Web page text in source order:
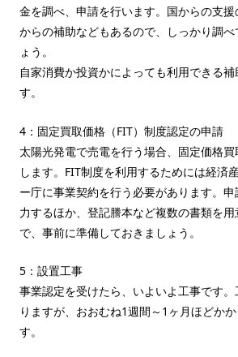
金を調べ、申請を行います。国からの支
からの補助などもあるので、しっかり調
ょう。
自家消費か投資かによっても利用できる
す。
4：固定買取価格（FIT）制度認定の申請
太陽光発電で売電を行う場合、固定価格
します。FIT制度を利用するためには経済
ー庁に事業契約を行う必要があります。
力するほか、登記謄本など複数の書類を
で、事前に準備しておきましょう。
5：設置工事
事業認定を受けたら、いよいよ工事です。
りますが、おおむね1週間～1ヶ月ほどか
す。